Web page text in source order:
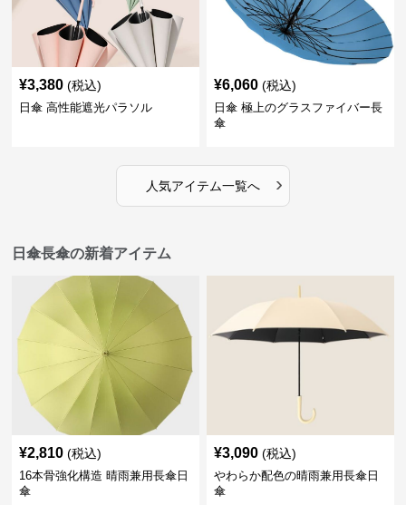
¥3,380 (税込)
日傘 高性能遮光パラソル
¥6,060 (税込)
日傘 極上のグラスファイバー長
傘
人気アイテム一覧へ ›
日傘長傘の新着アイテム
¥2,810 (税込)
16本骨強化構造 晴雨兼用長傘日
傘
¥3,090 (税込)
やわらか配色の晴雨兼用長傘日
傘